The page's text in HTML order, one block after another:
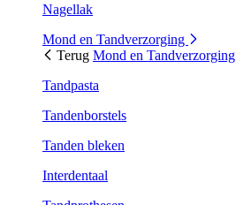
Nagellak
Mond en Tandverzorging
Terug Mond en Tandverzorging
Tandpasta
Tandenborstels
Tanden bleken
Interdentaal